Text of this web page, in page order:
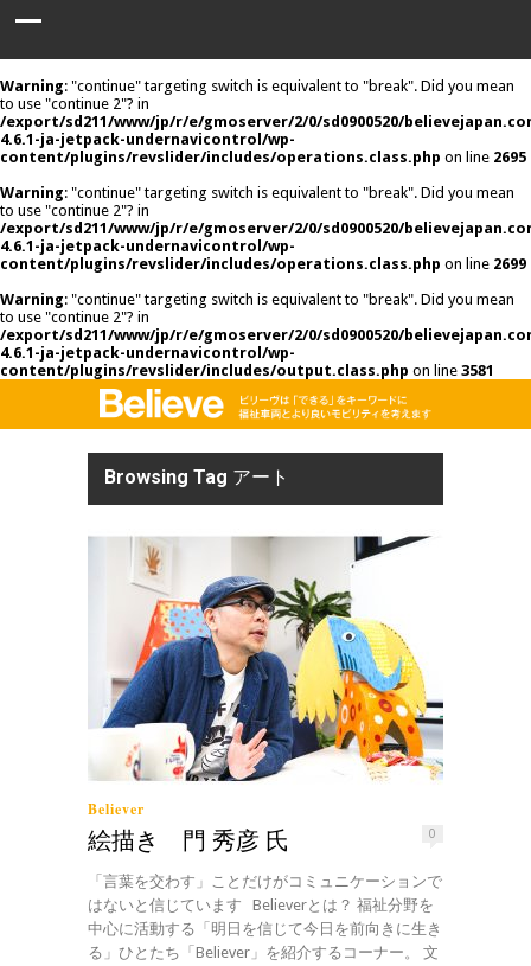
Warning: "continue" targeting switch is equivalent to "break". Did you mean
to use "continue 2"? in
/export/sd211/www/jp/r/e/gmoserver/2/0/sd0900520/
4.6.1-ja-jetpack-undernavicontrol/wp-
content/plugins/revslider/includes/operations.class.php on line 2695
Warning: "continue" targeting switch is equivalent to "break". Did you mean
to use "continue 2"? in
/export/sd211/www/jp/r/e/gmoserver/2/0/sd0900520/
4.6.1-ja-jetpack-undernavicontrol/wp-
content/plugins/revslider/includes/operations.class.php on line 2699
Warning: "continue" targeting switch is equivalent to "break". Did you mean
to use "continue 2"? in
/export/sd211/www/jp/r/e/gmoserver/2/0/sd0900520/
4.6.1-ja-jetpack-undernavicontrol/wp-
content/plugins/revslider/includes/output.class.php on line 3581
Browsing Tag アート
Believer
0
絵描き 門 秀彦 氏
「言葉を交わす」ことだけがコミュニケーションで
はないと信じています Believerとは？ 福祉分野を
中心に活動する「明日を信じて今日を前向きに生き
る」ひとたち「Believer」を紹介するコーナー。 文